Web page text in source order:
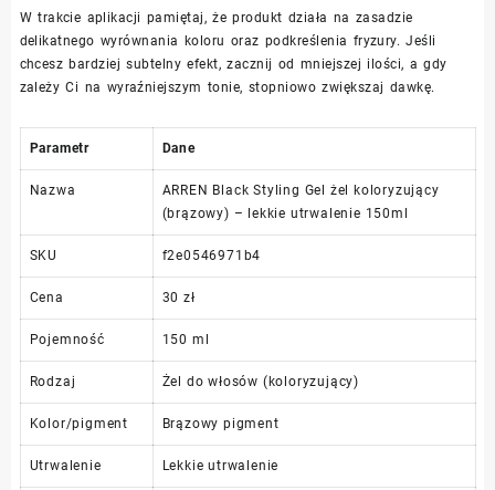
W trakcie aplikacji pamiętaj, że produkt działa na zasadzie
delikatnego wyrównania koloru oraz podkreślenia fryzury. Jeśli
chcesz bardziej subtelny efekt, zacznij od mniejszej ilości, a gdy
zależy Ci na wyraźniejszym tonie, stopniowo zwiększaj dawkę.
Parametr Dane
Nazwa
ARREN Black Styling Gel żel koloryzujący
(brązowy) – lekkie utrwalenie 150ml
SKU f2e0546971b4
Cena 30 zł
Pojemność 150 ml
Rodzaj Żel do włosów (koloryzujący)
Kolor/pigment Brązowy pigment
Utrwalenie Lekkie utrwalenie